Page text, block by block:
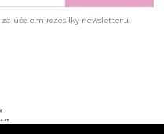
za účelem rozesílky newsletteru.